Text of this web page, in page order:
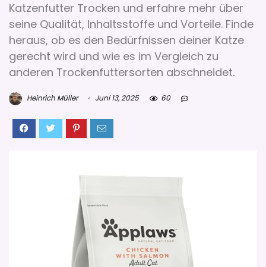
Katzenfutter Trocken und erfahre mehr über
seine Qualität, Inhaltsstoffe und Vorteile. Finde
heraus, ob es den Bedürfnissen deiner Katze
gerecht wird und wie es im Vergleich zu
anderen Trockenfuttersorten abschneidet.
Heinrich Müller Juni 13, 2025 60